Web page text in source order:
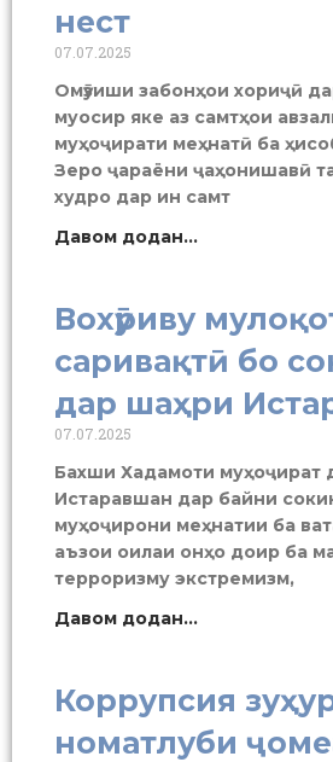
нест
07.07.2025
Омӯзиши забонҳои хориҷӣ
муосир яке аз самтҳои
муҳоҷирати меҳнатӣ ба
Зеро ҷараёни ҷаҳонишавӣ
худро дар ин самт
Давом додан...
Вохӯриву
саривақтӣ бо
дар шаҳри
07.07.2025
Бахши Хадамоти муҳоҷират
Истаравшан дар байни
муҳоҷирони меҳнатии ба
аъзои оилаи онҳо доир ба
терроризму экстремизм,
Давом додан...
Коррупсия
номатлуби